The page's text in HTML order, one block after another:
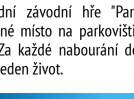
závodní hře
místo na
každé nabourání
život.